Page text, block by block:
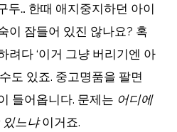
두… 한때 애지중지하던 아이
이 잠들어 있진 않나요? 혹
려다 ‘이거 그냥 버리기엔 아
도 있죠. 중고명품을 팔면
들어옵니다. 문제는 어디에
있느냐이거죠.